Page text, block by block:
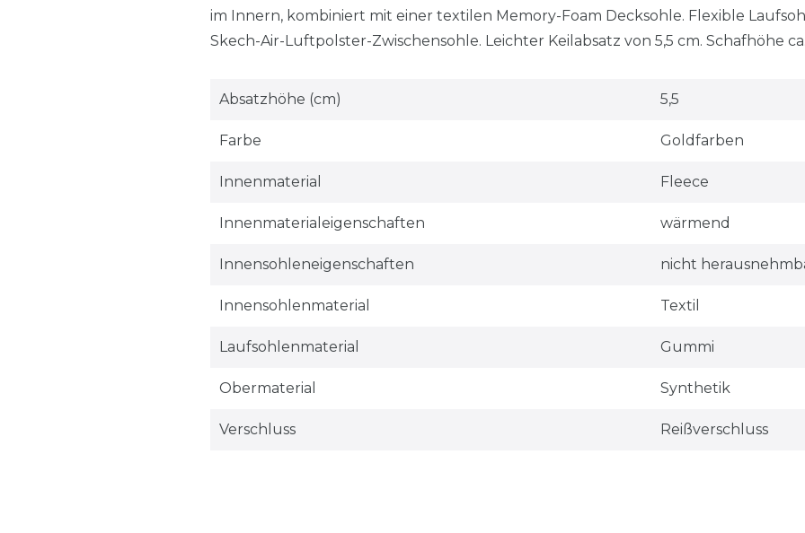
im Innern, kombiniert mit einer textilen Memory-Foam Decksohle. Flexible
Skech-Air-Luftpolster-Zwischensohle. Leichter Keilabsatz von 5,5 cm. Schafhöhe ca.
Absatzhöhe (cm) 5,5
Farbe Goldfarben
Innenmaterial Fleece
Innenmaterialeigenschaften wärmend
Innensohleneigenschaften nicht
Innensohlenmaterial Textil
Laufsohlenmaterial Gummi
Obermaterial Synthetik
Verschluss Reißverschluss